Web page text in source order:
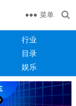
菜单
行业
目录
娱乐